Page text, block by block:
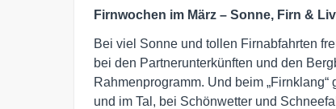
Firnwochen im März – Sonne, Firn &
Bei viel Sonne und tollen Firnabfahrten
bei den Partnerunterkünften und den
Rahmenprogramm. Und beim
und im Tal, bei Schönwetter und